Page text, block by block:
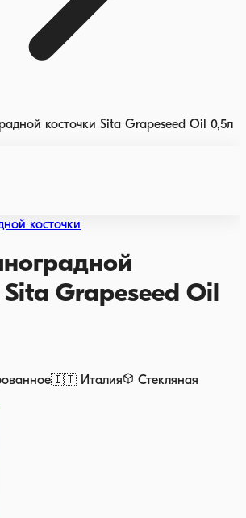
косточки Sita Grapeseed Oil 0,5л
косточки
Sita Grapeseed Oil
🇮🇹 Италия Стекляная